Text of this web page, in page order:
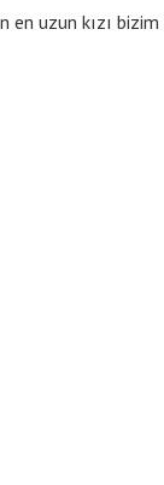
uzun kızı